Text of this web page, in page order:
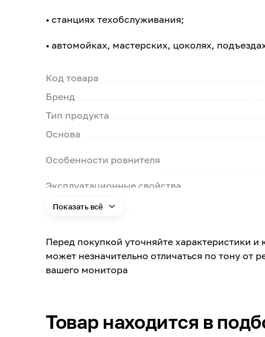
• станциях техобслуживания;
• автомойках, мастерских, цоколях,
Код товара
Бренд
Тип продукта
Основа
Особенности ровнителя
Эксплуатационные свойства
Цвет
Максимальная толщина слоя
Минимальная температура эксплуатации
Площадь покрытия продуктом
Показать всё
Перед покупкой уточняйте характеристики
может незначительно отличаться по тону от
вашего монитора
Товар находится в